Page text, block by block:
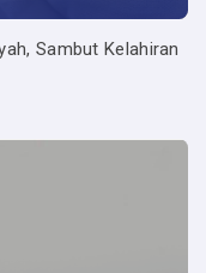
Sambut Kelahiran